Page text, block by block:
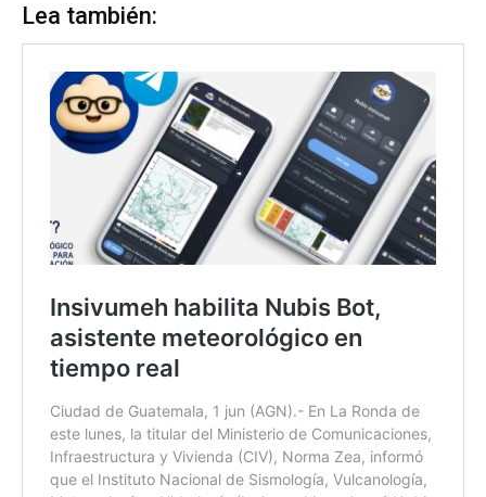
Lea también: